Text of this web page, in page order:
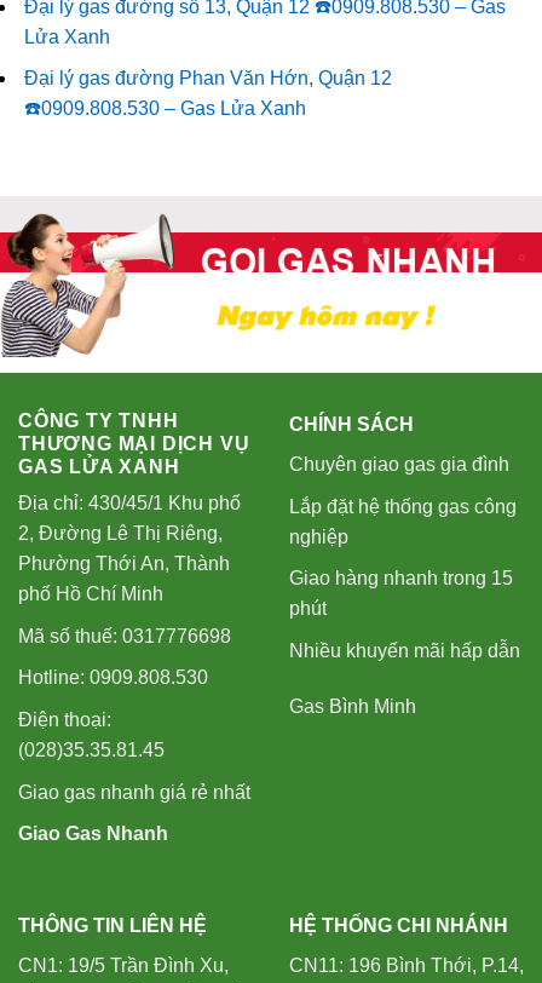
Đại lý gas đường số 13, Quận 12 ☎️0909.808.530 – Gas
Lửa Xanh
Đại lý gas đường Phan Văn Hớn, Quận 12
☎️0909.808.530 – Gas Lửa Xanh
CÔNG TY TNHH
THƯƠNG MẠI DỊCH VỤ
GAS LỬA XANH
Địa chỉ: 430/45/1 Khu phố
2, Đường Lê Thị Riêng,
Phường Thới An, Thành
phố Hồ Chí Minh
Mã số thuế: 0317776698
Hotline: 0909.808.530
Điện thoại:
(028)35.35.81.45
Giao gas nhanh giá rẻ nhất
Giao Gas Nhanh
CHÍNH SÁCH
Chuyên giao gas gia đình
Lắp đặt hệ thống gas công
nghiệp
Giao hàng nhanh trong 15
phút
Nhiều khuyến mãi hấp dẫn
Gas Bình Minh
THÔNG TIN LIÊN HỆ
CN1: 19/5 Trần Đình Xu,
HỆ THỐNG CHI NHÁNH
CN11: 196 Bình Thới, P.14,